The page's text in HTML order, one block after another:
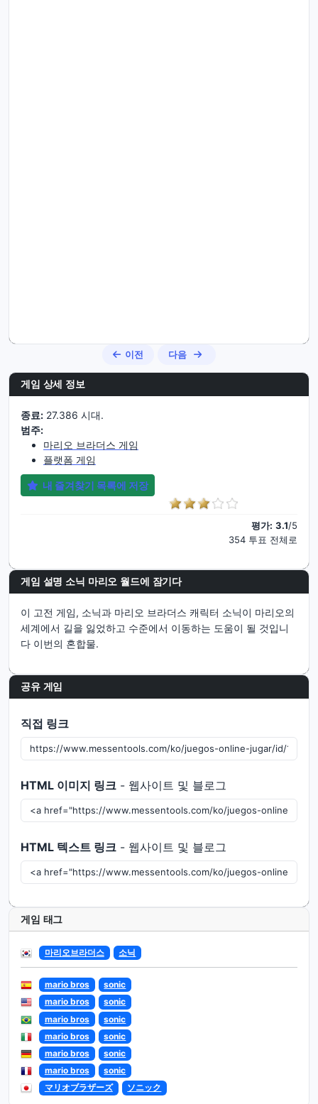
이전 다음
게임 상세 정보
종료: 27.386 시대.
범주:
마리오 브라더스 게임
플랫폼 게임
내 즐겨찾기 목록에 저장
평가: 3.1/5
354 투표 전체로
게임 설명 소닉 마리오 월드에 잠기다
이 고전 게임, 소닉과 마리오 브라더스 캐릭터 소닉이 마리오의
세계에서 길을 잃었하고 수준에서 이동하는 도움이 될 것입니
다 이번의 혼합물.
공유 게임
직접 링크
HTML 이미지 링크 - 웹사이트 및 블로그
HTML 텍스트 링크 - 웹사이트 및 블로그
게임 태그
마리오브라더스 소닉
mario bros
sonic
mario bros
sonic
mario bros
sonic
mario bros
sonic
mario bros
sonic
mario bros
sonic
マリオブラザーズ
ソニック